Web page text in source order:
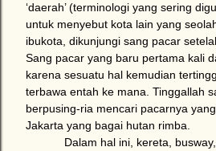
‘daerah’ (terminologi yang sering
untuk menyebut kota lain yang
ibukota, dikunjungi sang pacar
Sang pacar yang baru pertama kali
karena sesuatu hal kemudian
terbawa entah ke mana. Tinggallah
berpusing-ria mencari pacarnya
Jakarta yang bagai hutan rimba.
Dalam hal ini, kereta,